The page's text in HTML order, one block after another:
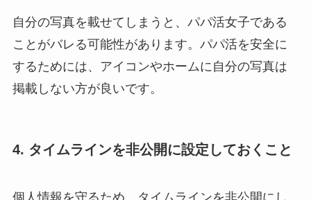
自分の写真を載せてしまうと、パパ活女子である
ことがバレる可能性があります。パパ活を安全に
するためには、アイコンやホームに自分の写真は
掲載しない方が良いです。
4. タイムラインを非公開に設定しておくこと